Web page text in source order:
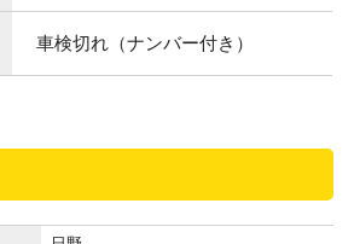
車検切れ（ナンバー付き）